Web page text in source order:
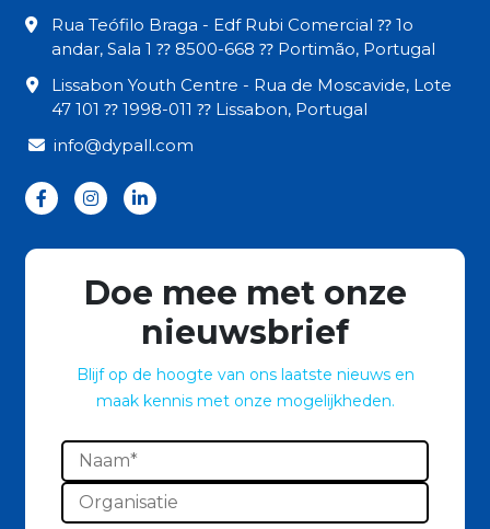
Rua Teófilo Braga - Edf Rubi Comercial ⁇ 1o
andar, Sala 1 ⁇ 8500-668 ⁇ Portimão, Portugal
Lissabon Youth Centre - Rua de Moscavide, Lote
47 101 ⁇ 1998-011 ⁇ Lissabon, Portugal
info@dypall.com
Doe mee met onze
nieuwsbrief
Blijf op de hoogte van ons laatste nieuws en
maak kennis met onze mogelijkheden.